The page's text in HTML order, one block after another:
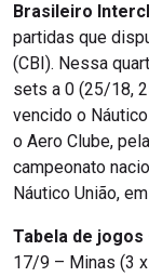
Brasileiro
partidas que
(CBI). Nessa
sets a 0 (25/18,
vencido o
o Aero Clube,
campeonato
Náutico União,
Tabela de
17/9 – Minas (3